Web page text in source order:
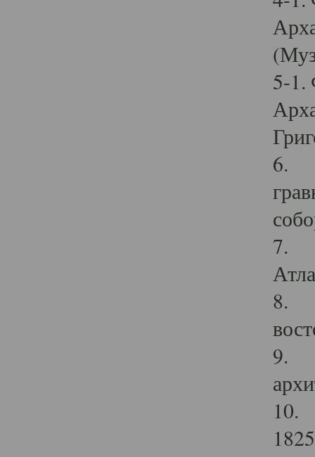
5-1.
6.
7.
8.
9.
10.